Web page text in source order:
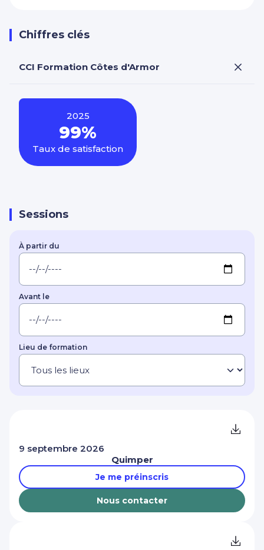
Chiffres clés
CCI Formation Côtes d'Armor
2025
99%
Taux de satisfaction
Sessions
À partir du
Avant le
Lieu de formation
9 septembre 2026
Quimper
Je me préinscris
Nous contacter